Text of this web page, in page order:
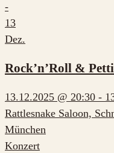
-
13
Dez.
Rock’n’Roll &
13.12.2025 @ 20:30 -
Rattlesnake Saloon,
München
Konzert